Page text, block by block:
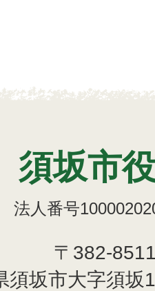
須坂市
法人番号
〒382-
須坂市大字須坂